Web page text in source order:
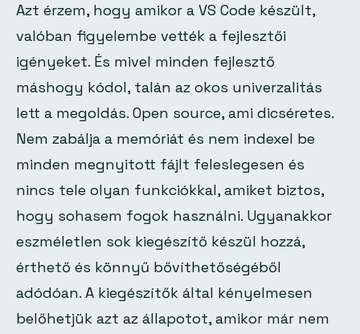
Azt érzem, hogy amikor a VS Code készült,
valóban figyelembe vették a fejlesztői
igényeket. És mivel minden fejlesztő
máshogy kódol, talán az okos univerzalitás
lett a megoldás. Open source, ami dicséretes.
Nem zabálja a memóriát és nem indexel be
minden megnyitott fájlt feleslegesen és
nincs tele olyan funkciókkal, amiket biztos,
hogy sohasem fogok használni. Ugyanakkor
eszméletlen sok kiegészítő készül hozzá,
érthető és könnyű bővíthetőségéből
adódóan. A kiegészítők által kényelmesen
belőhetjük azt az állapotot, amikor már nem